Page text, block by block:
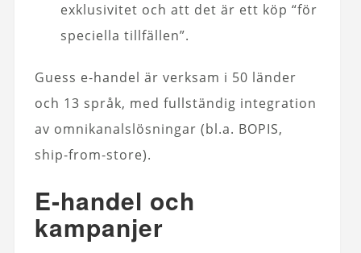
exklusivitet och att det är ett köp “för
speciella tillfällen”.
Guess e‑handel är verksam i 50 länder
och 13 språk, med fullständig integration
av omnikanalslösningar (bl.a. BOPIS,
ship‑from‑store).
E‑handel och
kampanjer